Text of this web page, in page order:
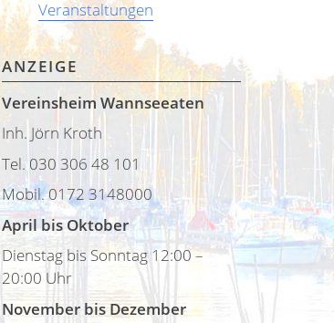
Veranstaltungen
ANZEIGE
Vereinsheim Wannseeaten
Inh. Jörn Kroth
Tel. 030 306 48 101
Mobil. 0172 3148000
April bis Oktober
Dienstag bis Sonntag 12:00 –
20:00 Uhr
November bis Dezember